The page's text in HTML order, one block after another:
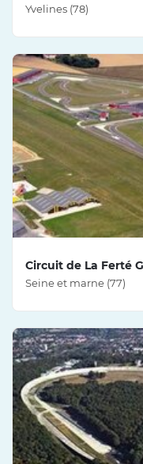
Yvelines (78)
Circuit de La Ferté
Seine et marne (77)